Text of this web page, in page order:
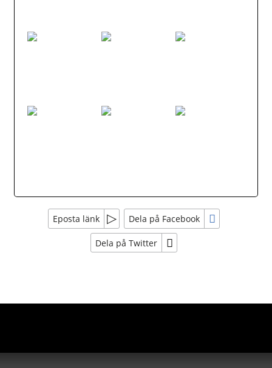
Eposta länk Dela på Facebook
Dela på Twitter